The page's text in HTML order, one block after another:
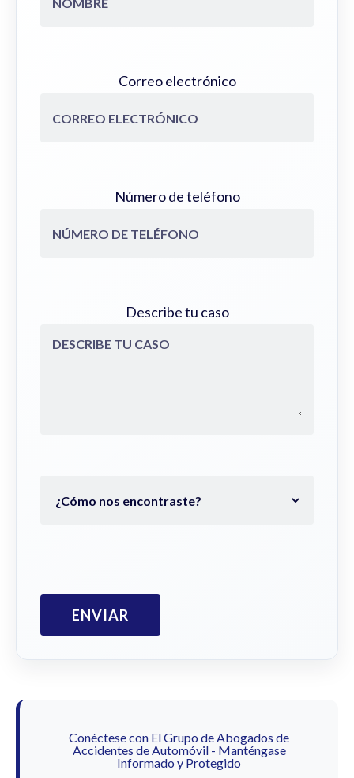
Correo electrónico
Número de teléfono
Describe tu caso
Conéctese con El Grupo de Abogados de
Accidentes de Automóvil - Manténgase
Informado y Protegido